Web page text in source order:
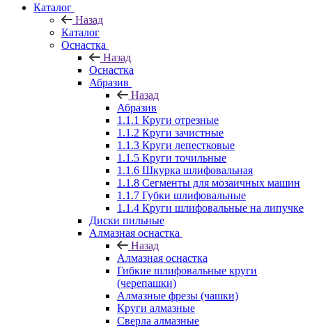
Каталог
Назад
Каталог
Оснастка
Назад
Оснастка
Абразив
Назад
Абразив
1.1.1 Круги отрезные
1.1.2 Круги зачистные
1.1.3 Круги лепестковые
1.1.5 Круги точильные
1.1.6 Шкурка шлифовальная
1.1.8 Сегменты для мозаичных машин
1.1.7 Губки шлифовальные
1.1.4 Круги шлифовальные на липучке
Диски пильные
Алмазная оснастка
Назад
Алмазная оснастка
Гибкие шлифовальные круги
(черепашки)
Алмазные фрезы (чашки)
Круги алмазные
Сверла алмазные